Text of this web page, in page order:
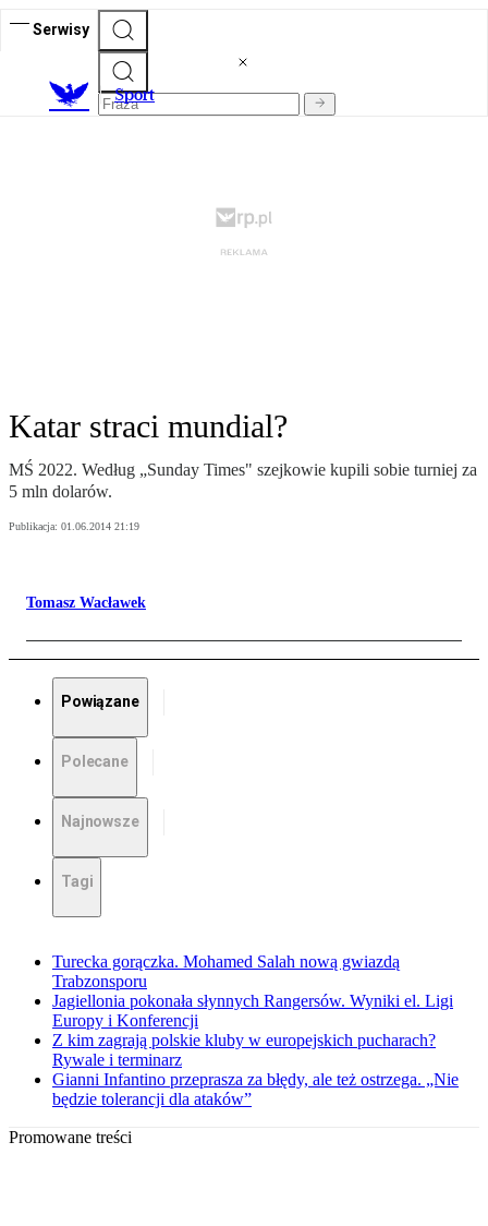
Serwisy
Sport
Katar straci mundial?
MŚ 2022. Według „Sunday Times" szejkowie kupili sobie turniej za
5 mln dolarów.
Publikacja: 01.06.2014 21:19
Tomasz Wacławek
Powiązane
Polecane
Najnowsze
Tagi
Turecka gorączka. Mohamed Salah nową gwiazdą
Trabzonsporu
Jagiellonia pokonała słynnych Rangersów. Wyniki el. Ligi
Europy i Konferencji
Z kim zagrają polskie kluby w europejskich pucharach?
Rywale i terminarz
Gianni Infantino przeprasza za błędy, ale też ostrzega. „Nie
będzie tolerancji dla ataków”
Promowane treści